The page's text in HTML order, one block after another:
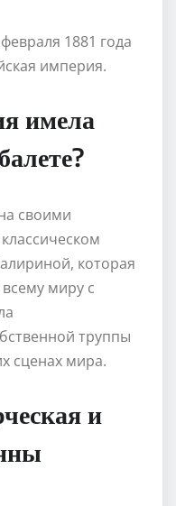
1881 года
империя.
имела
своими
которая
миру с
труппы
сценах мира.
и